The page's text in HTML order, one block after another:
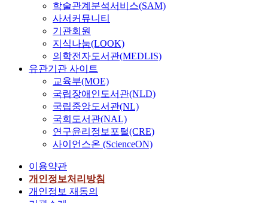
학술관계분석서비스(SAM)
사서커뮤니티
기관회원
지식나눔(LOOK)
의학전자도서관(MEDLIS)
유관기관 사이트
교육부(MOE)
국립장애인도서관(NLD)
국립중앙도서관(NL)
국회도서관(NAL)
연구윤리정보포털(CRE)
사이언스온 (ScienceON)
이용약관
개인정보처리방침
개인정보 재동의